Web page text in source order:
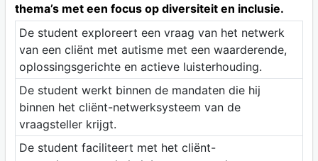
thema’s met een focus op diversiteit en inclusie.
De student exploreert een vraag van het netwerk
van een cliënt met autisme met een waarderende,
oplossingsgerichte en actieve luisterhouding.
De student werkt binnen de mandaten die hij
binnen het cliënt-netwerksysteem van de
vraagsteller krijgt.
De student faciliteert met het cliënt-